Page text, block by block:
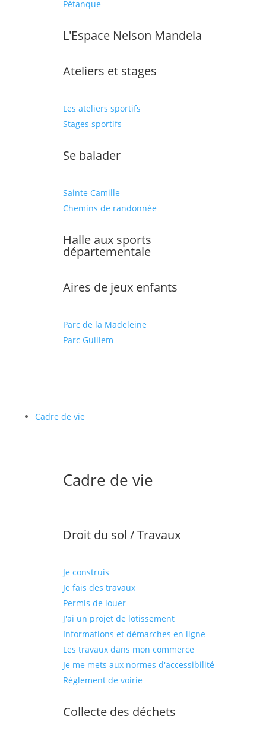
Pétanque
L'Espace Nelson Mandela
Ateliers et stages
Les ateliers sportifs
Stages sportifs
Se balader
Sainte Camille
Chemins de randonnée
Halle aux sports
départementale
Aires de jeux enfants
Parc de la Madeleine
Parc Guillem
Cadre de vie
Cadre de vie
Droit du sol / Travaux
Je construis
Je fais des travaux
Permis de louer
J'ai un projet de lotissement
Informations et démarches en ligne
Les travaux dans mon commerce
Je me mets aux normes d'accessibilité
Règlement de voirie
Collecte des déchets